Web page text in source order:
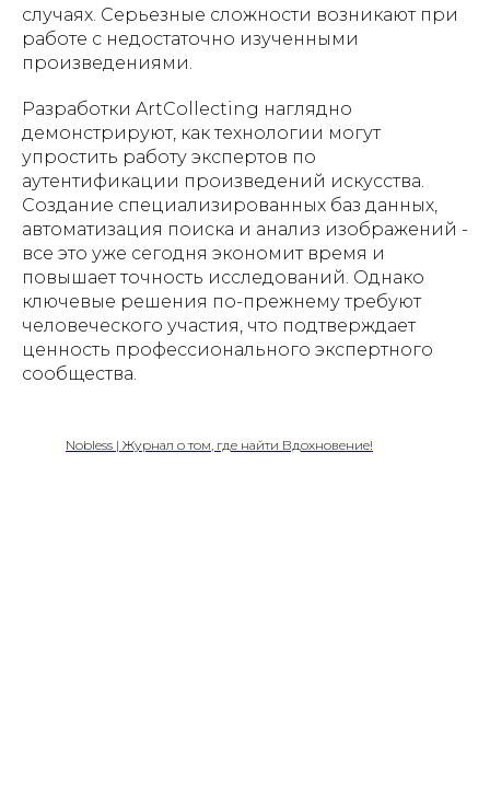
случаях. Серьезные сложности возникают при
работе с недостаточно изученными
произведениями.
Разработки ArtCollecting наглядно
демонстрируют, как технологии могут
упростить работу экспертов по
аутентификации произведений искусства.
Создание специализированных баз данных,
автоматизация поиска и анализ изображений -
все это уже сегодня экономит время и
повышает точность исследований. Однако
ключевые решения по-прежнему требуют
человеческого участия, что подтверждает
ценность профессионального экспертного
сообщества.
Nobless | Журнал о том, где найти Вдохновение!